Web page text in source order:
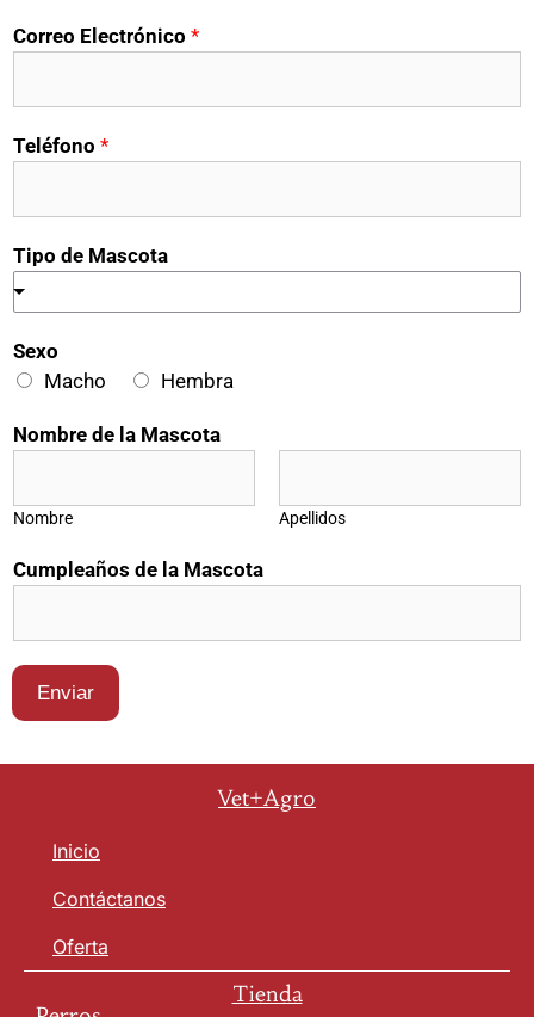
Correo Electrónico *
Teléfono *
S
e
d
e
E
l
c
r
i
o
Tipo de Mascota
Sexo
Macho
Hembra
Nombre de la Mascota
Nombre Apellidos
Cumpleaños de la Mascota
Enviar
Vet+Agro
Inicio
Contáctanos
Oferta
Tienda